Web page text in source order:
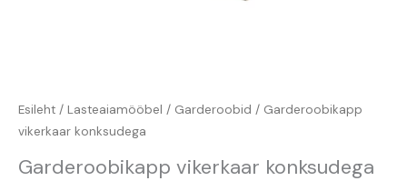
Esileht / Lasteaiamööbel / Garderoobid / Garderoobikapp
vikerkaar konksudega
Garderoobikapp vikerkaar konksudega